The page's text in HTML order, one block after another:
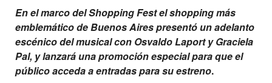
En el marco del Shopping Fest el shopping más
emblemático de Buenos Aires presentó un adelanto
escénico del musical con Osvaldo Laport y Graciela
Pal, y lanzará una promoción especial para que el
público acceda a entradas para su estreno.